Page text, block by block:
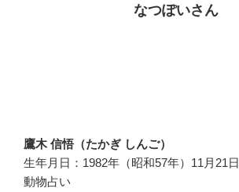
なつぽいさん
鷹木 信悟（たかぎ しんご）
生年月日：1982年（昭和57年）11月21日
動物占い